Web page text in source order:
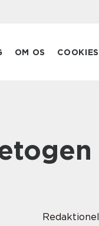
OM OS COOKIES
Redaktionel